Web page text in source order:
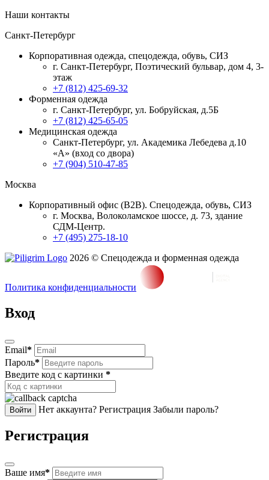
Наши контакты
Санкт-Петербург
Корпоративная одежда, спецодежда, обувь, СИЗ
г. Санкт-Петербург, Поэтический бульвар, дом 4, 3-
этаж
+7 (812) 425-69-32
Форменная одежда
г. Санкт-Петербург, ул. Бобруйская, д.5Б
+7 (812) 425-65-05
Медицинская одежда
Санкт-Петербург, ул. Академика Лебедева д.10
«А» (вход со двора)
+7 (904) 510-47-85
Москва
Корпоративный офис (В2В). Спецодежда, обувь, СИЗ
г. Москва, Волоколамское шоссе, д. 73, здание
СДМ-Центр.
+7 (495) 275-18-10
2026 © Спецодежда и форменная одежда
Политика конфиденциальности
Вход
Email*
Пароль*
Введите код с картинки *
Войти Нет аккаунта? Регистрация Забыли пароль?
Регистрация
Ваше имя*